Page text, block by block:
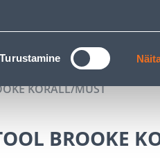
Turustamine
JÄRELMAKS
KORALL/MUST
BROOKE